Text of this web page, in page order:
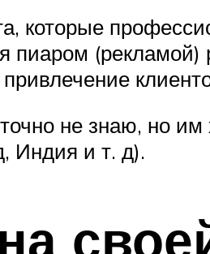
которые
пиаром
не знаю, но
Индия и т. д).